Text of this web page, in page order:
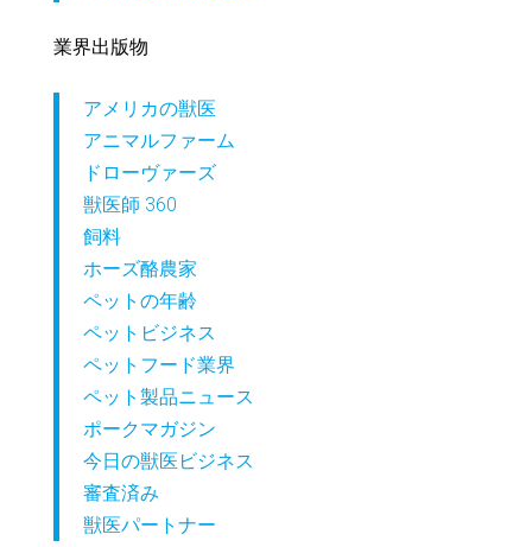
業界出版物
アメリカの獣医
アニマルファーム
ドローヴァーズ
獣医師 360
飼料
ホーズ酪農家
ペットの年齢
ペットビジネス
ペットフード業界
ペット製品ニュース
ポークマガジン
今日の獣医ビジネス
審査済み
獣医パートナー